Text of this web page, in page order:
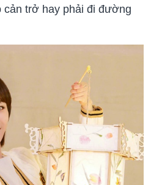
cản trở hay phải đi đường